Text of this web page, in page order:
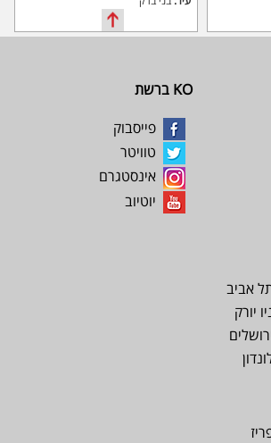
KO ברשת
פייסבוק
טוויטר
אינסטגרם
יוטיוב
אביב
יורק